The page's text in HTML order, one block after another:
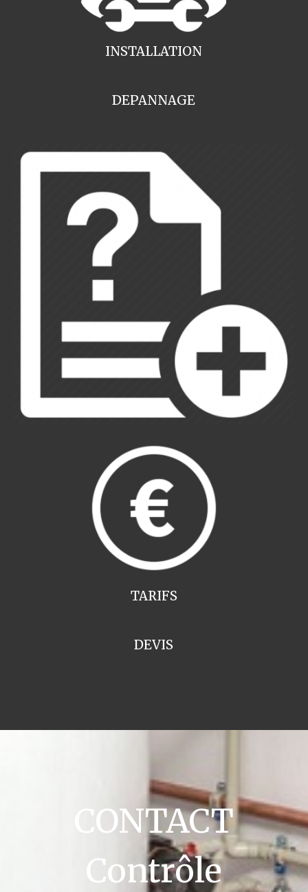
INSTALLATION
DEPANNAGE
TARIFS
DEVIS
CONTACT
Contrôle